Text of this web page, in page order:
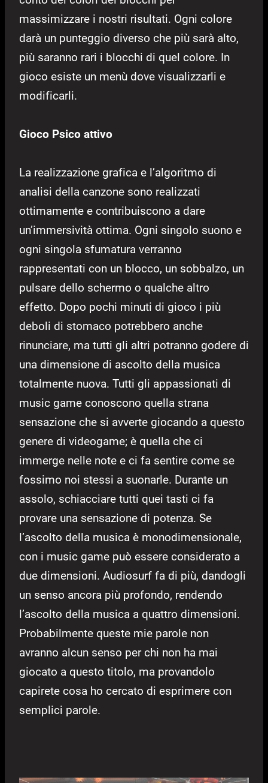
massimizzare i nostri risultati. Ogni colore
darà un punteggio diverso che più sarà alto,
più saranno rari i blocchi di quel colore. In
gioco esiste un menù dove visualizzarli e
modificarli.
Gioco Psico attivo
La realizzazione grafica e l’algoritmo di
analisi della canzone sono realizzati
ottimamente e contribuiscono a dare
un’immersività ottima. Ogni singolo suono e
ogni singola sfumatura verranno
rappresentati con un blocco, un sobbalzo, un
pulsare dello schermo o qualche altro
effetto. Dopo pochi minuti di gioco i più
deboli di stomaco potrebbero anche
rinunciare, ma tutti gli altri potranno godere di
una dimensione di ascolto della musica
totalmente nuova. Tutti gli appassionati di
music game conoscono quella strana
sensazione che si avverte giocando a questo
genere di videogame; è quella che ci
immerge nelle note e ci fa sentire come se
fossimo noi stessi a suonarle. Durante un
assolo, schiacciare tutti quei tasti ci fa
provare una sensazione di potenza. Se
l’ascolto della musica è monodimensionale,
con i music game può essere considerato a
due dimensioni. Audiosurf fa di più, dandogli
un senso ancora più profondo, rendendo
l’ascolto della musica a quattro dimensioni.
Probabilmente queste mie parole non
avranno alcun senso per chi non ha mai
giocato a questo titolo, ma provandolo
capirete cosa ho cercato di esprimere con
semplici parole.